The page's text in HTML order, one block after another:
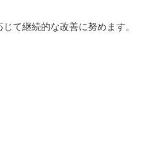
て継続的な改善に努めます。